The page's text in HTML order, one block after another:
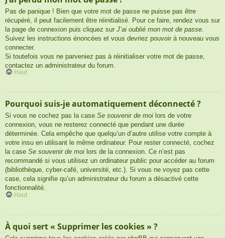
Pas de panique ! Bien que votre mot de passe ne puisse pas être
récupéré, il peut facilement être réinitialisé. Pour ce faire, rendez vous sur
la page de connexion puis cliquez sur J’ai oublié mon mot de passe
Suivez les instructions énoncées et vous devriez pouvoir à nouveau vous
connecter.
Si toutefois vous ne parveniez pas à réinitialiser votre mot de passe,
contactez un administrateur du forum.
Haut
Pourquoi suis-je automatiquement déconnecté ?
Si vous ne cochez pas la case Se souvenir de moi lors de votre
connexion, vous ne resterez connecté que pendant une durée
déterminée. Cela empêche que quelqu’un d’autre utilise votre compte à
votre insu en utilisant le même ordinateur. Pour rester connecté, cochez
la case Se souvenir de moi lors de la connexion. Ce n’est pas
recommandé si vous utilisez un ordinateur public pour accéder au forum
(bibliothèque, cyber-café, université, etc.). Si vous ne voyez pas cette
case, cela signifie qu’un administrateur du forum a désactivé cette
fonctionnalité.
Haut
À quoi sert « Supprimer les cookies » ?